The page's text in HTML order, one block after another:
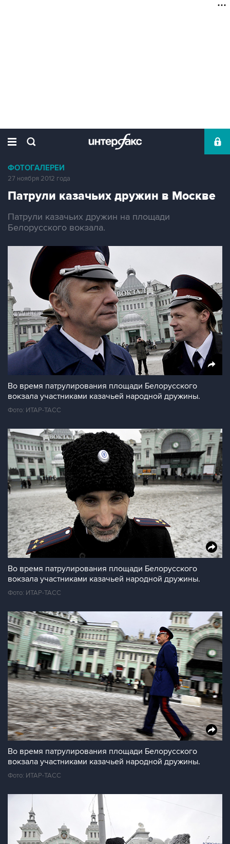
ФОТОГАЛЕРЕИ
27 ноября 2012 года
Патрули казачьих дружин в Москве
Патрули казачьих дружин на площади
Белорусского вокзала.
Во время патрулирования площади Белорусского
вокзала участниками казачьей народной дружины.
Фото: ИТАР-ТАСС
Во время патрулирования площади Белорусского
вокзала участниками казачьей народной дружины.
Фото: ИТАР-ТАСС
Во время патрулирования площади Белорусского
вокзала участниками казачьей народной дружины.
Фото: ИТАР-ТАСС